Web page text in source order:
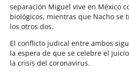
separación Miguel vive en México
biológicos, mientras que Nacho se
los otros dos.
El conflicto judical entre ambos
la espera de que se celebre el
la crisis del coronavirus.